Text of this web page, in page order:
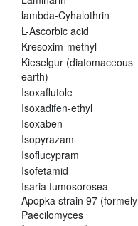
lambda-Cyhalothrin
L-Ascorbic acid
Kresoxim-methyl
Kieselgur (diatomaceous
earth)
Isoxaflutole
Isoxadifen-ethyl
Isoxaben
Isopyrazam
Isoflucypram
Isofetamid
Isaria fumosorosea
Apopka strain 97 (formely
Paecilomyces